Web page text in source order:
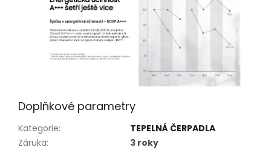
Doplňkové parametry
Kategorie:
TEPELNÁ ČERPADLA
Záruka:
3 roky